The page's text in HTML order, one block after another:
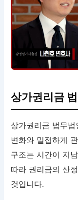
상가권리금
상가권리금 법무
변화와 밀접하게
구조는 시간이 지
따라 권리금의 산
것입니다.